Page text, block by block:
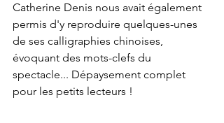
Catherine Denis nous avait également
permis d'y reproduire quelques-unes
de ses calligraphies chinoises,
évoquant des mots-clefs du
spectacle... Dépaysement complet
pour les petits lecteurs !